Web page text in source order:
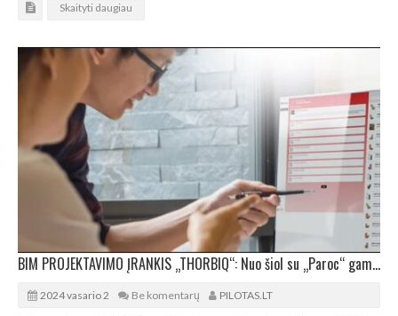
Skaityti daugiau
BIM PROJEKTAVIMO ĮRANKIS „THORBIQ“: Nuo šiol su „Paroc“ gaminiais
2024 vasario 2 Be komentarų PILOTAS.LT